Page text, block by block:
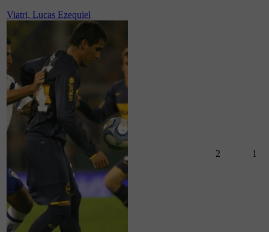
Viatri, Lucas Ezequiel
2 1